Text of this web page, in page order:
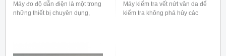
Máy đo độ dẫn điện là một trong
những thiết bị chuyên dụng,
Máy kiểm tra vết nứt vân da để
kiểm tra không phá hủy các